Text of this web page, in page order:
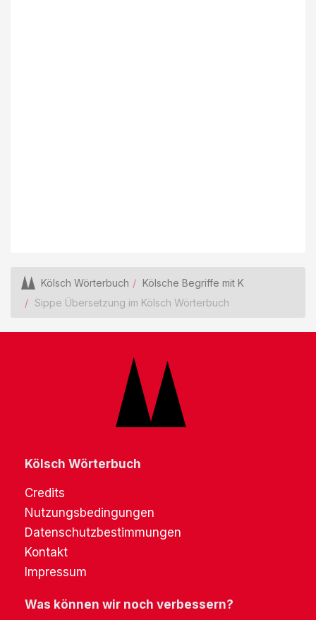
Kölsch Wörterbuch
Kölsche Begriffe mit K
Sippe Übersetzung im Kölsch Wörterbuch
Kölsch Wörterbuch
Credits
Nutzungsbedingungen
Datenschutzbestimmungen
Kontakt
Impressum
Was können wir noch verbessern?